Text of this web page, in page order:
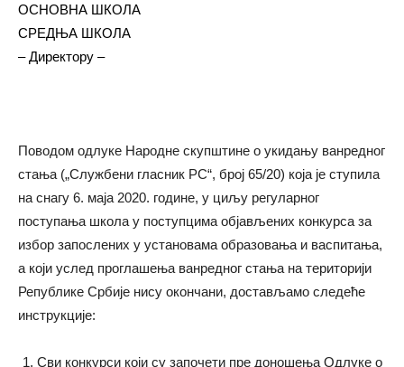
ОСНОВНА ШКОЛА
СРЕДЊА ШКОЛА
– Директору –
Поводом одлуке Народне скупштине о укидању ванредног
стања („Службени гласник РС“, број 65/20) која је ступила
на снагу 6. маја 2020. године, у циљу регуларног
поступања школа у поступцима објављених конкурса за
избор запослених у установама образовања и васпитања,
а који услед проглашења ванредног стања на територији
Републике Србије нису окончани, достављамо следеће
инструкције:
Сви конкурси који су започети пре доношења Одлуке о